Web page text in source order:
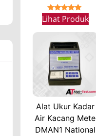
★★★★★
Lihat Produk
Alat Ukur Kadar
Air Kacang Mete
DMAN1 National